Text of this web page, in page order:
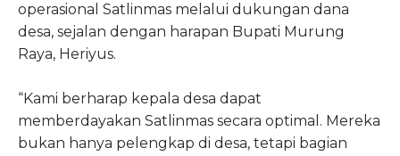
operasional Satlinmas melalui dukungan dana
desa, sejalan dengan harapan Bupati Murung
Raya, Heriyus.
“Kami berharap kepala desa dapat
memberdayakan Satlinmas secara optimal. Mereka
bukan hanya pelengkap di desa, tetapi bagian